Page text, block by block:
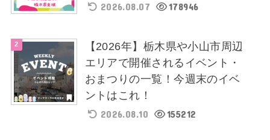
2026.08.07 178946
【2026年】栃木県や小山市周辺
エリアで開催されるイベント・
おまつりの一覧！今週末のイベ
ントはこれ！
2026.08.10 155212